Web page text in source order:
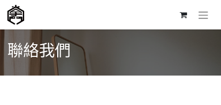
聯絡我們